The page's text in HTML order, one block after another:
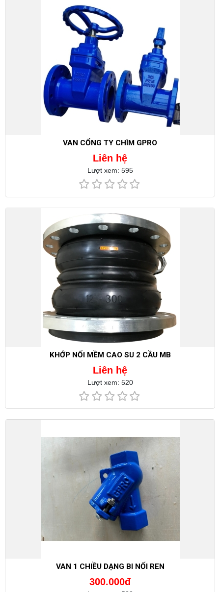
VAN CỔNG TY CHÌM GPRO
Liên hệ
Lượt xem: 595
KHỚP NỐI MỀM CAO SU 2 CẦU MB
Liên hệ
Lượt xem: 520
VAN 1 CHIỀU DẠNG BI NỐI REN
300.000đ